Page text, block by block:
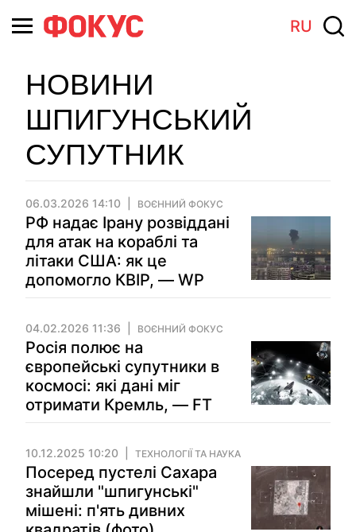
RU
НОВИНИ
ШПИГУНСЬКИЙ
СУПУТНИК
06.03.2026 14:10 ВОЄННИЙ ФОКУС
РФ надає Ірану розвіддані
для атак на кораблі та
літаки США: як це
допомогло КВІР, — WP
04.02.2026 11:36 ВОЄННИЙ ФОКУС
Росія полює на
європейські супутники в
космосі: які дані міг
отримати Кремль, — FT
10.12.2025 10:20 ТЕХНОЛОГІЇ ТА НАУКА
Посеред пустелі Сахара
знайшли "шпигунські"
мішені: п'ять дивних